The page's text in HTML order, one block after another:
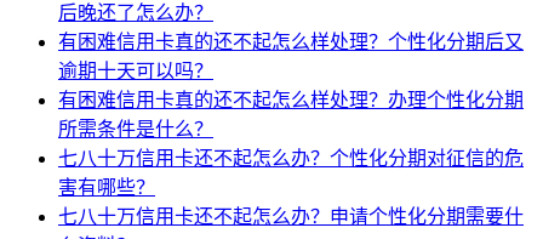
后晚还了怎么办？
有困难信用卡真的还不起怎么样处理？个性化分期后又
逾期十天可以吗？
有困难信用卡真的还不起怎么样处理？办理个性化分期
所需条件是什么？
七八十万信用卡还不起怎么办？个性化分期对征信的危
害有哪些？
七八十万信用卡还不起怎么办？申请个性化分期需要什